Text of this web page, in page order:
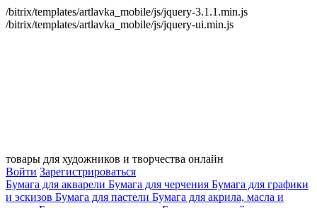
/bitrix/templates/artlavka_mobile/js/jquery-3.1.1.min.js
/bitrix/templates/artlavka_mobile/js/jquery-ui.min.js
товары для художников и творчества онлайн
Войти Зарегистрироваться
Бумага для акварели Бумага для черчения Бумага для графики
и эскизов Бумага для пастели Бумага для акрила, масла и